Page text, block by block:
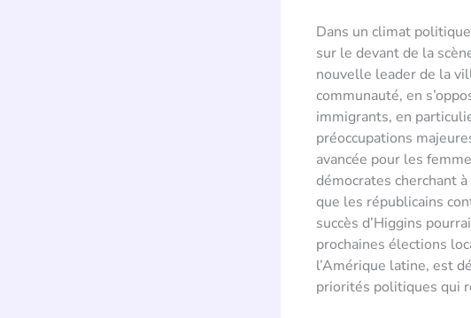
Dans un climat
sur le devant de la
nouvelle leader de la
communauté, en
immigrants, en
préoccupations
avancée pour les
démocrates cherchant
que les républicains
succès d’Higgins
prochaines élections
l’Amérique latine, est
priorités politiques qui